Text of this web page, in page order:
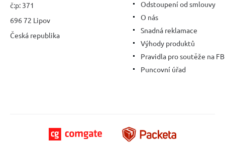
č:p: 371
696 72 Lipov
Česká republika
Odstoupení od smlouvy
O nás
Snadná reklamace
Výhody produktů
Pravidla pro soutěže na FB
Puncovní úřad